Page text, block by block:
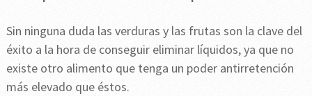
Sin ninguna duda las verduras y las frutas son la clave del
éxito a la hora de conseguir eliminar líquidos, ya que no
existe otro alimento que tenga un poder antirretención
más elevado que éstos.